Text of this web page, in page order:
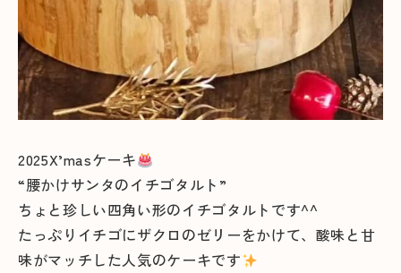
2025X’masケーキ
“腰かけサンタのイチゴタルト”
ちょと珍しい四角い形のイチゴタルトです^^
たっぷりイチゴにザクロのゼリーをかけて、酸味と甘
味がマッチした人気のケーキです